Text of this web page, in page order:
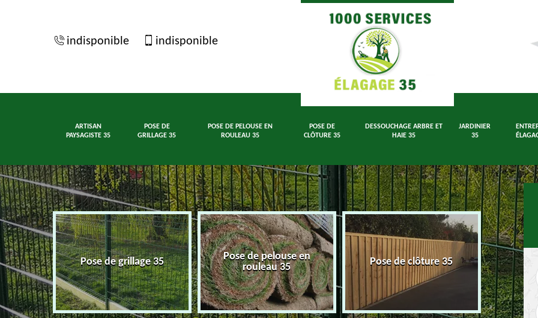
indisponible indisponible
ARTISAN
PAYSAGISTE 35
POSE DE
GRILLAGE 35
POSE DE PELOUSE EN
ROULEAU 35
POSE DE
CLÔTURE 35
DESSOUCHAGE ARBRE ET
HAIE 35
JARDINIER
35
35 Pose de grillage 35
Pose de pelouse en
rouleau 35
Pose de clôture 35